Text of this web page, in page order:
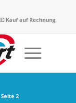
Kauf auf Rechnung
Seite 2